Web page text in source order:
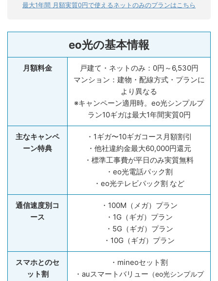
最大1年間 月額実質0円で使えるネットのみのプランはこちら
eo光の基本情報
月額料金
戸建て・ネットのみ：0円～6,530円
マンション：建物・配線方式・プランに
より異なる
※キャンペーン適用時。eo光シンプルプ
ラン10ギガは最大1年間実質0円
主なキャンペ
ーン特典
・1ギガ〜10ギガコース月額割引
・他社違約金最大60,000円還元
・標準工事費が平日のみ実質無料
・eo光電話パック割
・eo光テレビパック割 など
通信速度別コ
ース
・100M（メガ）プラン
・1G（ギガ）プラン
・5G（ギガ）プラン
・10G（ギガ）プラン
スマホとのセ
ット割
・mineoセット割
・auスマートバリュー （eo光シンプルプ